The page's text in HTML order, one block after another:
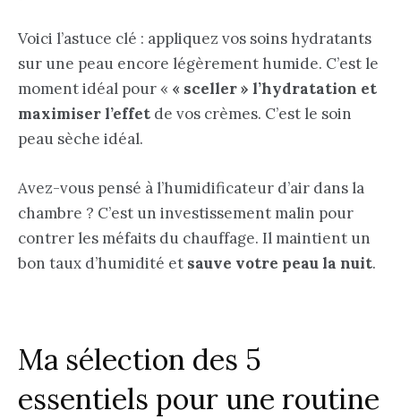
Voici l’astuce clé : appliquez vos soins hydratants
sur une peau encore légèrement humide. C’est le
moment idéal pour « « sceller » l’hydratation et
maximiser l’effet de vos crèmes. C’est le soin
peau sèche idéal.
Avez-vous pensé à l’humidificateur d’air dans la
chambre ? C’est un investissement malin pour
contrer les méfaits du chauffage. Il maintient un
bon taux d’humidité et sauve votre peau la nuit.
Ma sélection des 5
essentiels pour une routine